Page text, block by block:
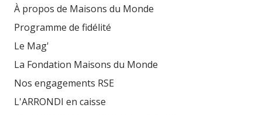
À propos de Maisons du Monde
Programme de fidélité
Le Mag'
La Fondation Maisons du Monde
Nos engagements RSE
L'ARRONDI en caisse